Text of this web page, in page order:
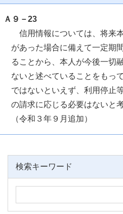
Ａ９－23
信用情報については、将来
があった場合に備えて一定期
ることから、本人が今後一切
ないと述べていることをもっ
ではないといえず、利用停止
の請求に応じる必要はないと
（令和３年９月追加）
検索キーワード